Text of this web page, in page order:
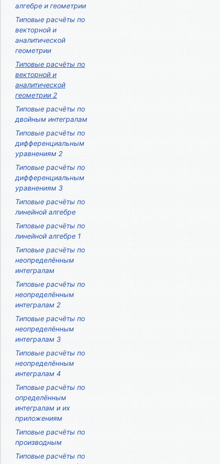
алгебре и геометрии
Типовые расчёты по
векторной и
аналитической
геометрии
Типовые расчёты по
векторной и
аналитической
геометрии 2
Типовые расчёты по
двойным интегралам
Типовые расчёты по
дифференциальным
уравнениям 2
Типовые расчёты по
дифференциальным
уравнениям 3
Типовые расчёты по
линейной алгебре
Типовые расчёты по
линейной алгебре 1
Типовые расчёты по
неопределённым
интегралам
Типовые расчёты по
неопределённым
интегралам 2
Типовые расчёты по
неопределённым
интегралам 3
Типовые расчёты по
неопределённым
интегралам 4
Типовые расчёты по
определённым
интегралам и их
приложениям
Типовые расчёты по
производным
Типовые расчёты по